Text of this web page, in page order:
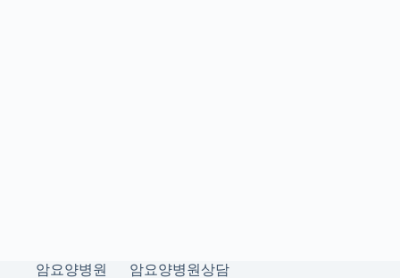
암요양병원
암요양병원상담